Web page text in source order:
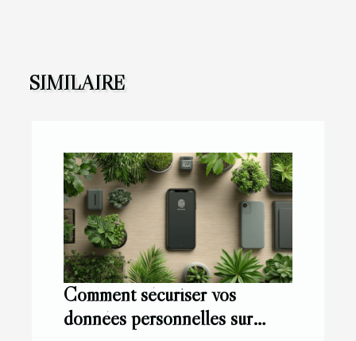
SIMILAIRE
Comment sécuriser vos
données personnelles sur